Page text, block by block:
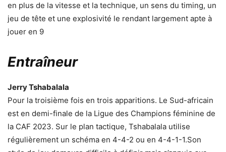
en plus de la vitesse et la technique, un sens du timing, un
jeu de tête et une explosivité le rendant largement apte à
jouer en 9
Entraîneur
Jerry Tshabalala
Pour la troisième fois en trois apparitions. Le Sud-africain
est en demi-finale de la Ligue des Champions féminine de
la CAF 2023. Sur le plan tactique, Tshabalala utilise
régulièrement un schéma en 4-4-2 ou en 4-4-1-1.Son